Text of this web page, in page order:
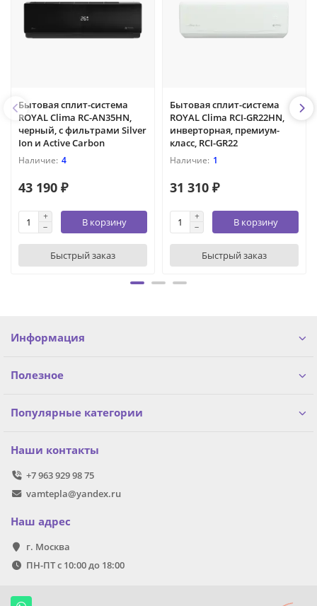
Бытовая сплит-система
ROYAL Clima RC-AN35HN,
черный, с фильтрами Silver
Ion и Active Carbon
4
43 190 ₽
В корзину
Быстрый заказ
Бытовая сплит-система
ROYAL Clima RCI-GR22HN,
инверторная, премиум-
класс, RCI-GR22
1
31 310 ₽
В корзину
Быстрый заказ
Информация
Полезное
Популярные категории
Наши контакты
+7 963 929 98 75
vamtepla@yandex.ru
Наш адрес
г. Москва
ПН-ПТ с 10:00 до 18:00